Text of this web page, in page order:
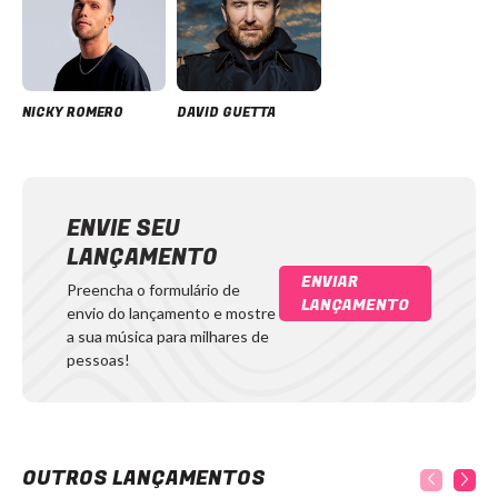
NICKY ROMERO DAVID GUETTA
ENVIE SEU
LANÇAMENTO
Preencha o formulário de
envio do lançamento e mostre
a sua música para milhares de
pessoas!
ENVIAR
LANÇAMENTO
OUTROS LANÇAMENTOS